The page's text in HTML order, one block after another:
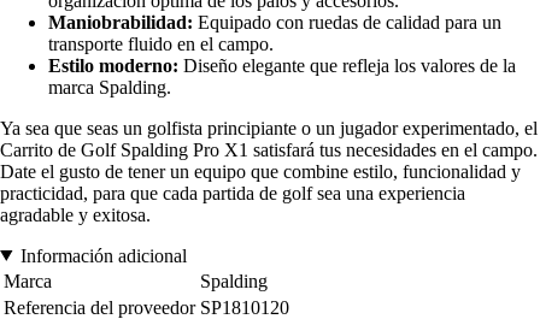
Maniobrabilidad: Equipado con ruedas de calidad para un
transporte fluido en el campo.
Estilo moderno: Diseño elegante que refleja los valores de la
marca Spalding.
Ya sea que seas un golfista principiante o un jugador experimentado, el
Carrito de Golf Spalding Pro X1 satisfará tus necesidades en el campo.
Date el gusto de tener un equipo que combine estilo, funcionalidad y
practicidad, para que cada partida de golf sea una experiencia
agradable y exitosa.
Información adicional
Marca
Spalding
Referencia del proveedor SP1810120